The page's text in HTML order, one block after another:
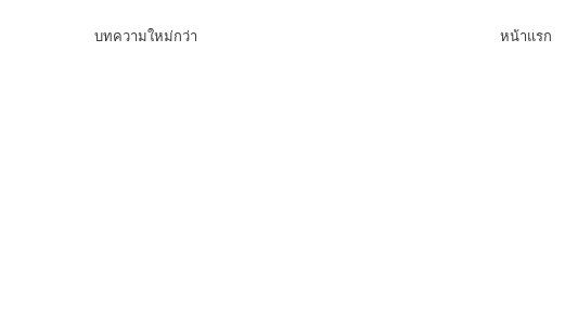
บทความใหม่กว่า หน้าแรก